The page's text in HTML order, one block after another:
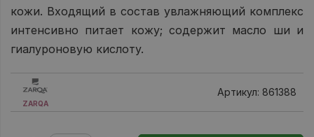
кожи. Входящий в состав увлажняющий комплекс
интенсивно питает кожу; содержит масло ши и
гиалуроновую кислоту.
ZARQA
Артикул: 861388